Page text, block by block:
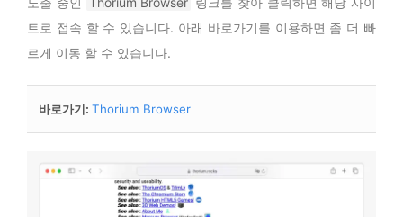
트로 접속 할 수 있습니다. 아래 바로가기를 이용하면 좀 더 빠
르게 이동 할 수 있습니다.
바로가기: Thorium Browser